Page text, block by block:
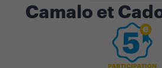
Camalo et